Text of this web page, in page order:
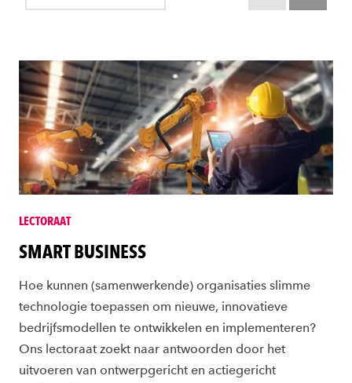
LECTORAAT
SMART BUSINESS
Hoe kunnen (samenwerkende) organisaties slimme
technologie toepassen om nieuwe, innovatieve
bedrijfsmodellen te ontwikkelen en implementeren?
Ons lectoraat zoekt naar antwoorden door het
uitvoeren van ontwerpgericht en actiegericht